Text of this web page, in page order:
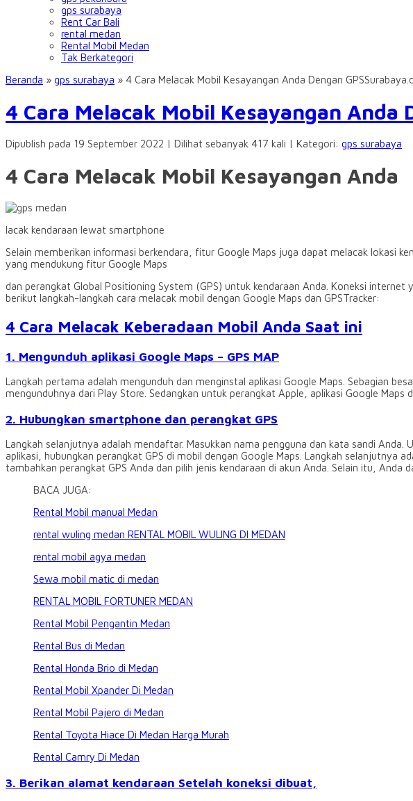
gps surabaya
Rent Car Bali
rental medan
Rental Mobil Medan
Tak Berkategori
Beranda » gps surabaya » 4 Cara Melacak Mobil Kesayangan Anda Dengan
4 Cara Melacak Mobil Kesayangan Anda
Dipublish pada 19 September 2022 | Dilihat sebanyak 417 kali | Kategori: gps surabaya
4 Cara Melacak Mobil Kesayangan Anda
lacak kendaraan lewat smartphone
Selain memberikan informasi berkendara, fitur Google Maps juga dapat melacak lokasi
yang mendukung fitur Google Maps
dan perangkat Global Positioning System (GPS) untuk kendaraan Anda. Koneksi
berikut langkah-langkah cara melacak mobil dengan Google Maps dan GPSTracker:
4 Cara Melacak Keberadaan Mobil Anda Saat ini
1. Mengunduh aplikasi Google Maps – GPS MAP
Langkah pertama adalah mengunduh dan menginstal aplikasi Google Maps. Sebagian
mengunduhnya dari Play Store. Sedangkan untuk perangkat Apple, aplikasi Google Maps
2. Hubungkan smartphone dan perangkat GPS
Langkah selanjutnya adalah mendaftar. Masukkan nama pengguna dan kata sandi
aplikasi, hubungkan perangkat GPS di mobil dengan Google Maps. Langkah selanjutnya
tambahkan perangkat GPS Anda dan pilih jenis kendaraan di akun Anda. Selain itu,
BACA JUGA:
Rental Mobil manual Medan
rental wuling medan RENTAL MOBIL WULING DI MEDAN
rental mobil agya medan
Sewa mobil matic di medan
RENTAL MOBIL FORTUNER MEDAN
Rental Mobil Pengantin Medan
Rental Bus di Medan
Rental Honda Brio di Medan
Rental Mobil Xpander Di Medan
Rental Mobil Pajero di Medan
Rental Toyota Hiace Di Medan Harga Murah
Rental Camry Di Medan
3. Berikan alamat kendaraan Setelah koneksi dibuat,